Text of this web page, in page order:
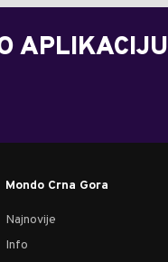
APLIKACIJU
Mondo Crna Gora
Najnovije
Info